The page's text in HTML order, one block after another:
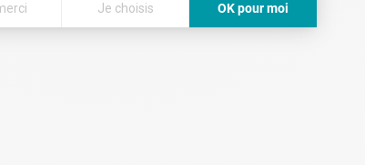
Je choisis OK pour moi